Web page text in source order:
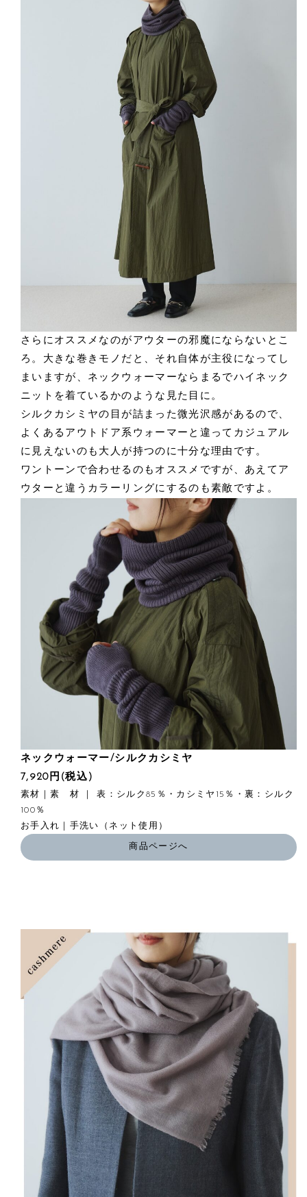
さらにオススメなのがアウターの邪魔にならないとこ
ろ。大きな巻きモノだと、それ自体が主役になってし
まいますが、ネックウォーマーならまるでハイネック
ニットを着ているかのような見た目に。
シルクカシミヤの目が詰まった微光沢感があるので、
よくあるアウトドア系ウォーマーと違ってカジュアル
に見えないのも大人が持つのに十分な理由です。
ワントーンで合わせるのもオススメですが、あえてア
ウターと違うカラーリングにするのも素敵ですよ。
ネックウォーマー/シルクカシミヤ
7,920円(税込)
素材｜素 材 ｜ 表：シルク85％・カシミヤ15％・裏：シルク
100％
お手入れ｜手洗い（ネット使用）
商品ページへ